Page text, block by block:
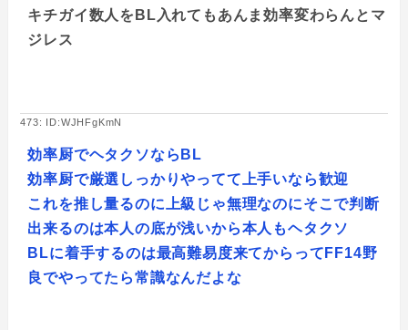
キチガイ数人をBL入れてもあんま効率変わらんとマ
ジレス
473: ID:WJHFgKmN
効率厨でヘタクソならBL
効率厨で厳選しっかりやってて上手いなら歓迎
これを推し量るのに上級じゃ無理なのにそこで判断
出来るのは本人の底が浅いから本人もヘタクソ
BLに着手するのは最高難易度来てからってFF14野
良でやってたら常識なんだよな